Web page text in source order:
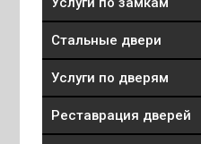
Стальные двери
Услуги по дверям
Реставрация дверей